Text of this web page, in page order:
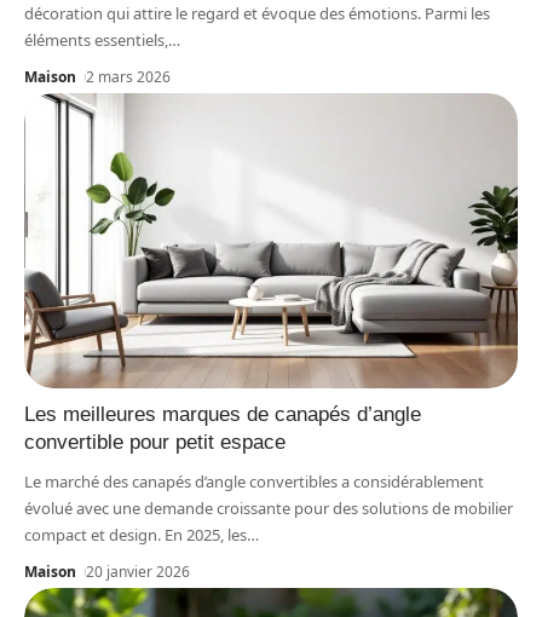
décoration qui attire le regard et évoque des émotions. Parmi les
éléments essentiels, …
Maison 2 mars 2026
Les meilleures marques de canapés d’angle
convertible pour petit espace
Le marché des canapés d’angle convertibles a considérablement
évolué avec une demande croissante pour des solutions de mobilier
compact et design. En 2025, les…
Maison 20 janvier 2026